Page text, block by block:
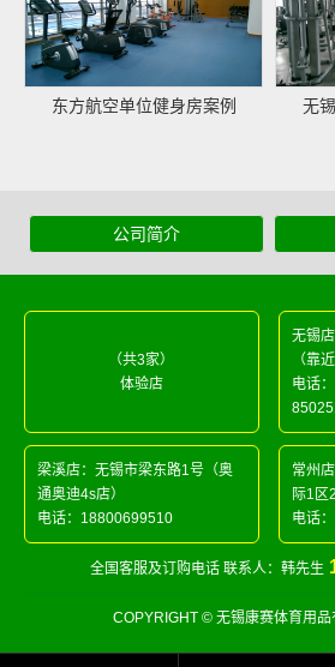
东方航空单位健身房案例 无
公司简介
（共3家）
体验店
无锡
（靠
电话：
梁溪店：无锡市梁东路1号（奥
通奥迪4s店）
电话： 18800699510
常州
际1区
电话：
全国客服及订购电话 联系人：韩先生
COPYRIGHT © 无锡康赛体育用